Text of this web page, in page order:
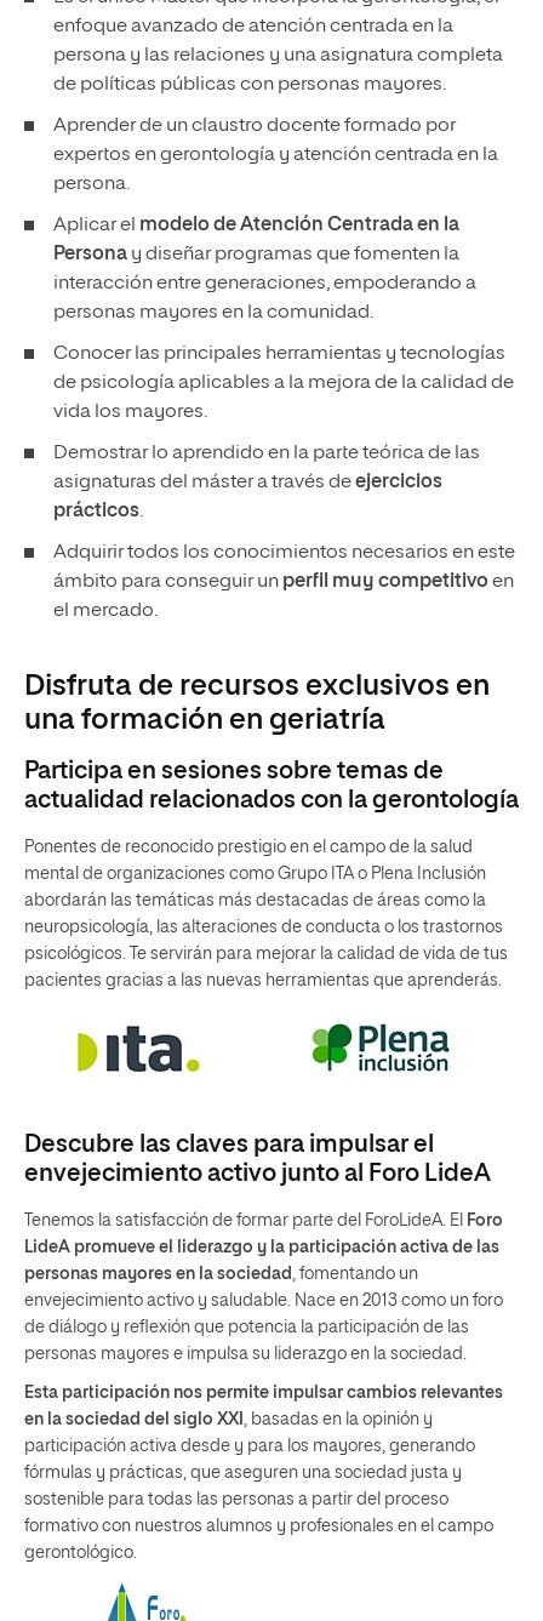
enfoque avanzado de atención centrada en la
persona y las relaciones y una asignatura completa
de políticas públicas con personas mayores.
Aprender de un claustro docente formado por
expertos en gerontología y atención centrada en la
persona.
Aplicar el modelo de Atención Centrada en la
Persona y diseñar programas que fomenten la
interacción entre generaciones, empoderando a
personas mayores en la comunidad.
Conocer las principales herramientas y tecnologías
de psicología aplicables a la mejora de la calidad de
vida los mayores.
Demostrar lo aprendido en la parte teórica de las
asignaturas del máster a través deejercicios
prácticos.
Adquirir todos los conocimientos necesarios en este
ámbito para conseguir un perfil muy competitivoen
el mercado.
Disfruta de recursos exclusivos en
una formación en geriatría
Participa en sesiones sobre temas de
actualidad relacionados con la gerontología
Ponentes de reconocido prestigio en el campo de la salud
mental de organizaciones como Grupo ITA o Plena Inclusión
abordarán las temáticas más destacadas de áreas como la
neuropsicología, las alteraciones de conducta o los trastornos
psicológicos. Te servirán para mejorar la calidad de vida de tus
pacientes gracias a las nuevas herramientas que aprenderás.
Descubre las claves para impulsar el
envejecimiento activo junto al Foro LideA
Tenemos la satisfacción de formar parte del ForoLideA. El Foro
LideA promueve el liderazgo y la participación activa de las
personas mayores en la sociedad, fomentando un
envejecimiento activo y saludable. Nace en 2013 como un foro
de diálogo y reflexión que potencia la participación de las
personas mayores e impulsa su liderazgo en la sociedad.
Esta participación nos permite impulsar cambios relevantes
en la sociedad del siglo XXI , basadas en la opinión y
participación activa desde y para los mayores, generando
fórmulas y prácticas, que aseguren una sociedad justa y
sostenible para todas las personas a partir del proceso
formativo con nuestros alumnos y profesionales en el campo
gerontológico.